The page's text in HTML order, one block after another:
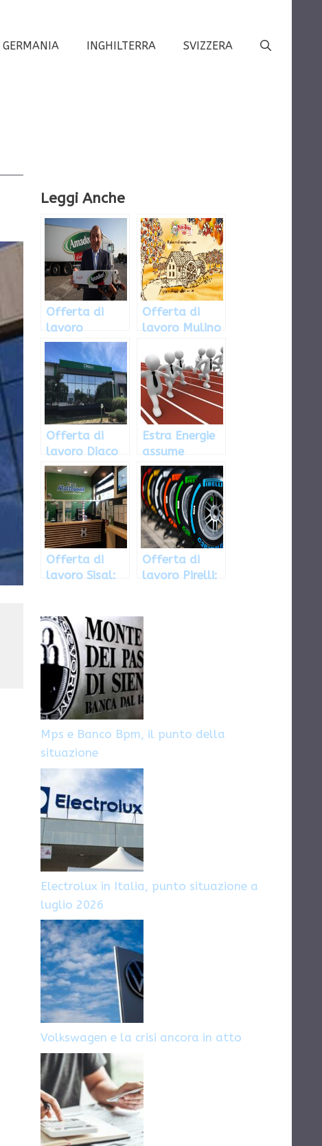
GERMANIA INGHILTERRA SVIZZERA
Leggi Anche
Offerta di
lavoro
Amadori, le
posizioni
aperte
Offerta di
lavoro Mulino
posizioni
aperte
Offerta di
lavoro Diaco
Biofarmaceuti
ci: le posizioni
aperte
Estra Energie
assume
venditori e
Agenti
plurimandata
ri
Offerta di
lavoro Sisal:
Offerta di
lavoro Pirelli:
Mps e Banco Bpm, il punto della
situazione
Electrolux in Italia, punto situazione a
luglio 2026
Volkswagen e la crisi ancora in atto